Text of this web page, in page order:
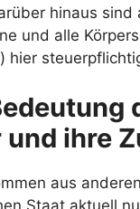
hinaus
und alle
hier
ihre
aus